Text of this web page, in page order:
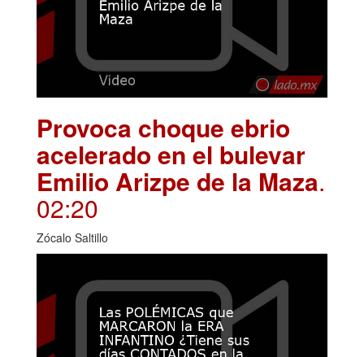
Provoca choque ebrio
acelerado en el bulevar
Emilio Arizpe de la Maza.
02:20
Zócalo Saltillo